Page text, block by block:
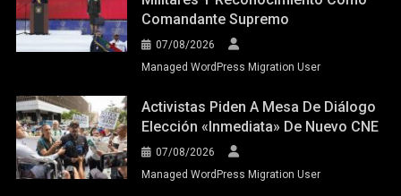
Comandante Supremo
07/08/2026
Managed WordPress Migration User
Activistas Piden A Mesa De Diálogo
Elección «inmediata» De Nuevo CNE
07/08/2026
Managed WordPress Migration User